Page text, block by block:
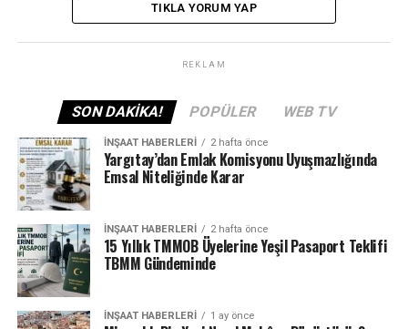
TIKLA YORUM YAP
REKLAM
SON DAKIKA! POPÜLER WEB TV
İNŞAAT HABERLERI 2 hafta önce
Yargıtay’dan Emlak Komisyonu Uyuşmazlığında
Emsal Niteliğinde Karar
İNŞAAT HABERLERI 2 hafta önce
15 Yıllık TMMOB Üyelerine Yeşil Pasaport Teklifi
TBMM Gündeminde
İNŞAAT HABERLERI 1 ay önce